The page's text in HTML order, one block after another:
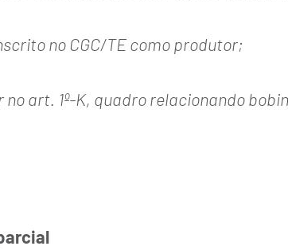
no CGC/TE como produtor;
art. 1º-K, quadro relacionando